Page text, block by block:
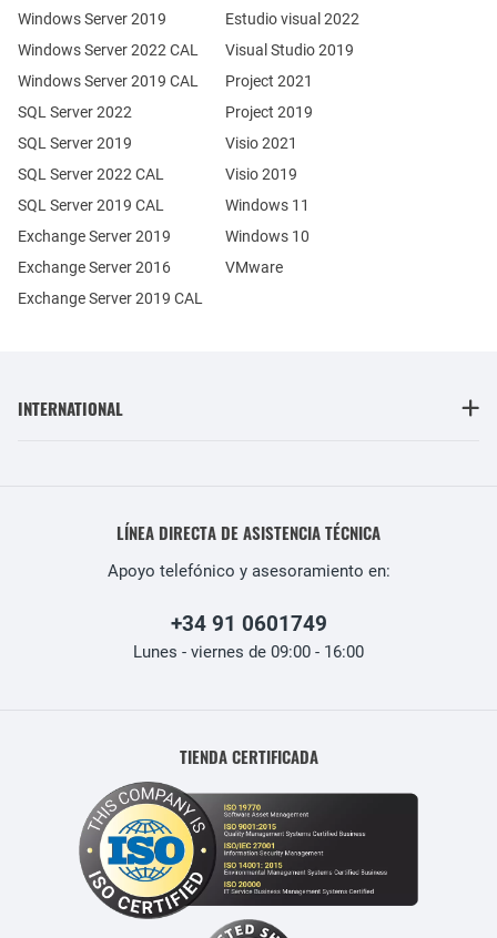
Windows Server 2019
Exchange Server 2019
Exchange Server 2016
SQL Server 2022
SQL Server 2019
Windows Server 2022 CAL
Windows Server 2019 CAL
SQL Server 2022 CAL
SQL Server 2019 CAL
Exchange Server 2019 CAL
Estudio visual 2022
Visual Studio 2019
Project 2021
Project 2019
Visio 2021
Visio 2019
Windows 11
Windows 10
VMware
INTERNATIONAL
LÍNEA DIRECTA DE ASISTENCIA TÉCNICA
Apoyo telefónico y asesoramiento en:
+34 91 0601749
Lunes - viernes de 09:00 - 16:00
TIENDA CERTIFICADA